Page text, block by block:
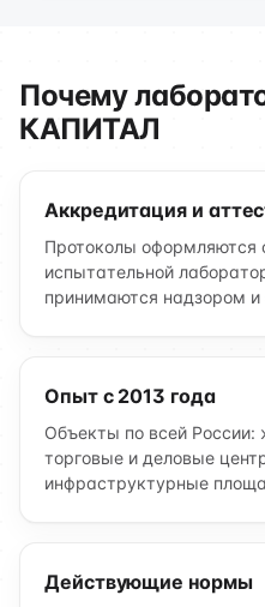
Почему
КАПИТАЛ
Аккредитация и
Протоколы оформляются
испытательной
принимаются надзором и
Опыт с 2013 года
Объекты по всей
торговые и деловые
инфраструктурные
Действующие нормы